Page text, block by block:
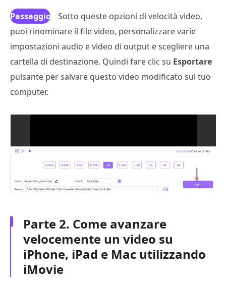
Passaggio
4
Sotto queste opzioni di velocità video,
puoi rinominare il file video, personalizzare varie
impostazioni audio e video di output e scegliere una
cartella di destinazione. Quindi fare clic su Esportare
pulsante per salvare questo video modificato sul tuo
computer.
Parte 2. Come avanzare
velocemente un video su
iPhone, iPad e Mac utilizzando
iMovie